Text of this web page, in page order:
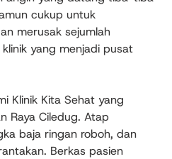
cukup untuk
merusak sejumlah
yang menjadi pusat
Klinik Kita Sehat yang
Raya Ciledug. Atap
baja ringan roboh, dan
Berkas pasien